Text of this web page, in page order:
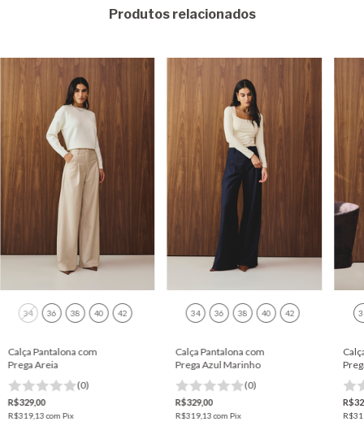
Produtos relacionados
34 36 38 40 42
Calça Pantalona com
Prega Areia
(0)
R$329,00
R$319,13com Pix
34 36 38 40 42
Calça Pantalona com
Prega Azul Marinho
(0)
R$329,00
R$319,13com Pix